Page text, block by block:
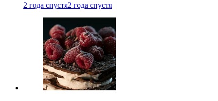
2 года спустя2 года спустя